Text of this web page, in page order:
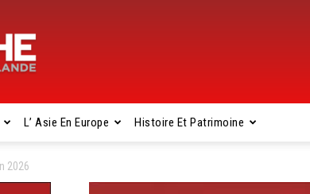
L’ Asie En Europe Histoire Et Patrimoine
2026